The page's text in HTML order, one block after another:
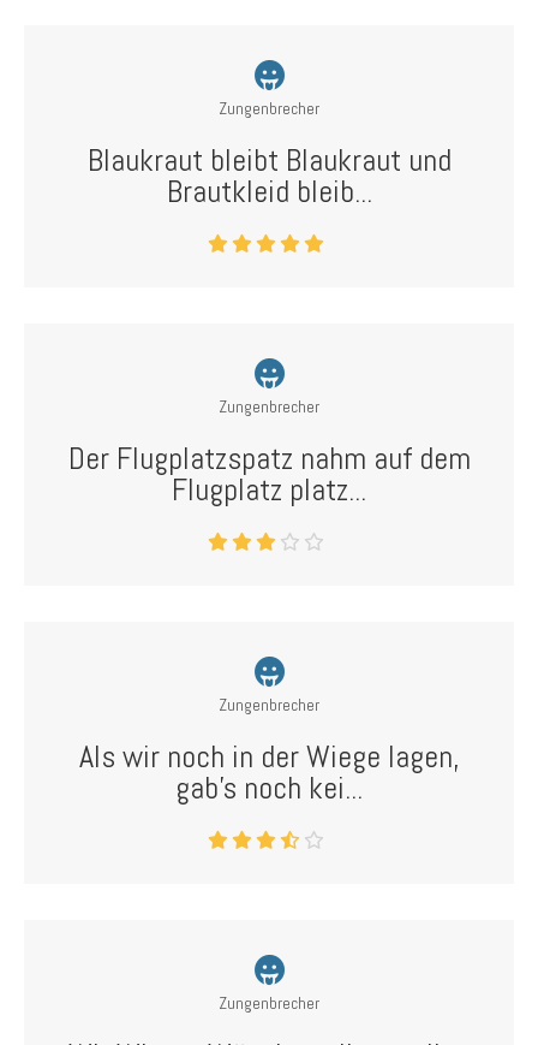
Zungenbrecher
Blaukraut bleibt Blaukraut und
Brautkleid bleib...
Zungenbrecher
Der Flugplatzspatz nahm auf dem
Flugplatz platz...
Zungenbrecher
Als wir noch in der Wiege lagen,
gab's noch kei...
Zungenbrecher